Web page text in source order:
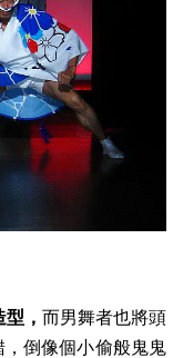
， 而男舞者也將頭
倒像個小偷般鬼鬼